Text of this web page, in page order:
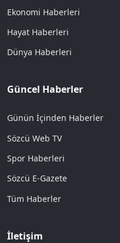
Ekonomi Haberleri
Hayat Haberleri
Dünya Haberleri
Güncel Haberler
Günün İçinden Haberler
Sözcü Web TV
Spor Haberleri
Sözcü E-Gazete
Tüm Haberler
İletişim